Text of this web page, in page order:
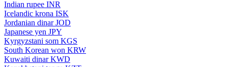
Indian rupee INR
Icelandic krona ISK
Jordanian dinar JOD
Japanese yen JPY
Kyrgyzstani som KGS
South Korean won KRW
Kuwaiti dinar KWD